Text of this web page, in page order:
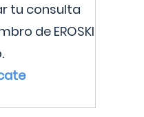
tu consulta
de EROSKI